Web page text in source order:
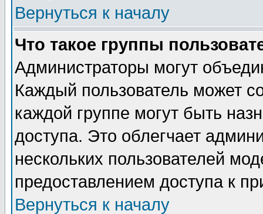
Вернуться к началу
Что такое группы
Администраторы могут
Каждый пользователь может
каждой группе могут быть
доступа. Это облегчает
нескольких пользователей
предоставлением доступа к
Вернуться к началу